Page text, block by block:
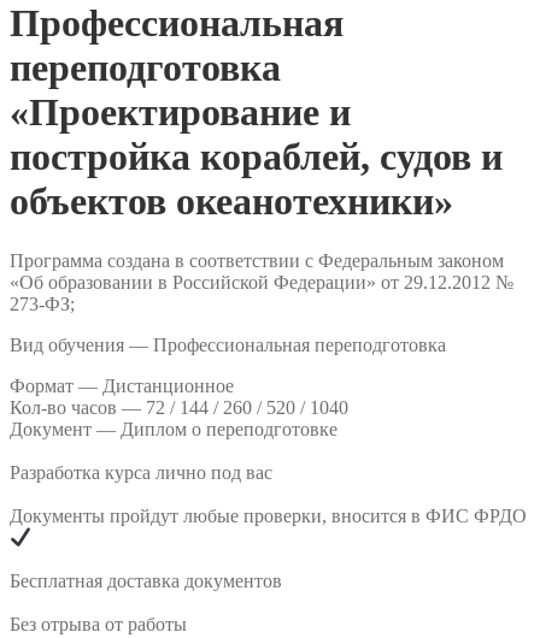
Профессиональная
переподготовка
«Проектирование и
постройка кораблей, судов и
объектов океанотехники»
Программа создана в соответствии с Федеральным законом
«Об образовании в Российской Федерации» от 29.12.2012 №
273-ФЗ;
Вид обучения — Профессиональная переподготовка
Формат — Дистанционное
Кол-во часов — 72 / 144 / 260 / 520 / 1040
Документ — Диплом о переподготовке
Разработка курса лично под вас
Документы пройдут любые проверки, вносится в ФИС ФРДО
Бесплатная доставка документов
Без отрыва от работы